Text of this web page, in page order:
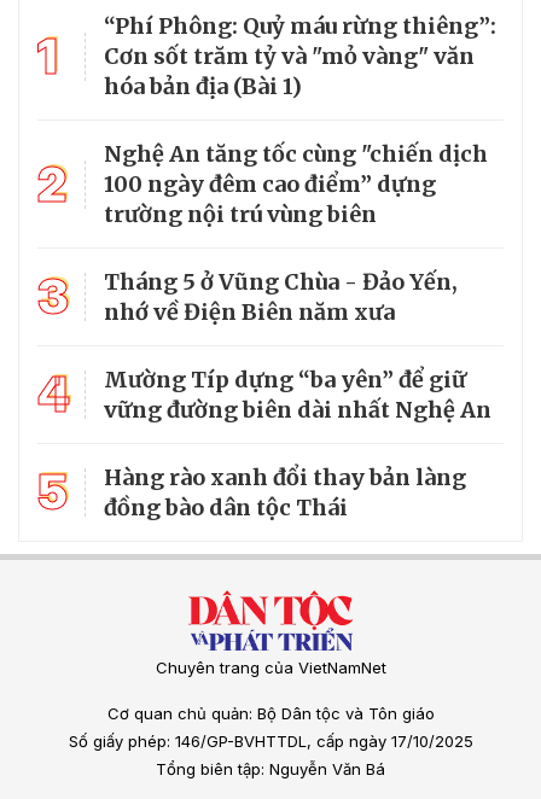
1
“Phí Phông: Quỷ máu rừng thiêng”:
Cơn sốt trăm tỷ và "mỏ vàng" văn
hóa bản địa (Bài 1)
2
Nghệ An tăng tốc cùng "chiến dịch
100 ngày đêm cao điểm” dựng
trường nội trú vùng biên
3
Tháng 5 ở Vũng Chùa - Đảo Yến,
nhớ về Điện Biên năm xưa
4
Mường Típ dựng “ba yên” để giữ
vững đường biên dài nhất Nghệ An
5
Hàng rào xanh đổi thay bản làng
đồng bào dân tộc Thái
Chuyên trang của VietNamNet
Cơ quan chủ quản: Bộ Dân tộc và Tôn giáo
Số giấy phép: 146/GP-BVHTTDL, cấp ngày 17/10/2025
Tổng biên tập: Nguyễn Văn Bá